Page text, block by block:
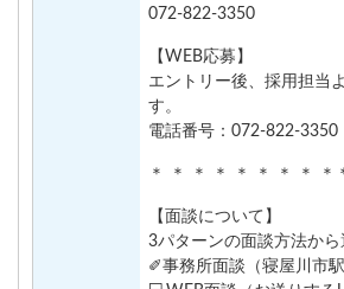
072-822-3350
【WEB応募】
エントリー後、採用担当
す。
電話番号：072-822-3350
＊ ＊ ＊ ＊ ＊ ＊ ＊ ＊ ＊
【面談について】
3パターンの面談方法から
✐事務所面談（寝屋川市